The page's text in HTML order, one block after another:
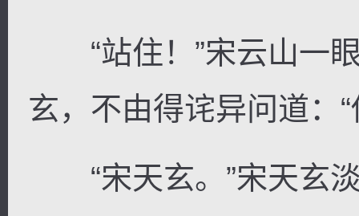
“站住！”宋云山一眼
玄，不由得诧异问道：
“宋天玄。”宋天玄淡